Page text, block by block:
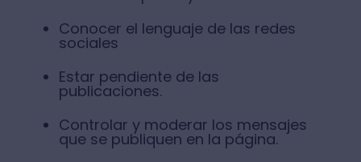
Conocer el lenguaje de las redes
sociales
Estar pendiente de las
publicaciones.
Controlar y moderar los mensajes
que se publiquen en la página.